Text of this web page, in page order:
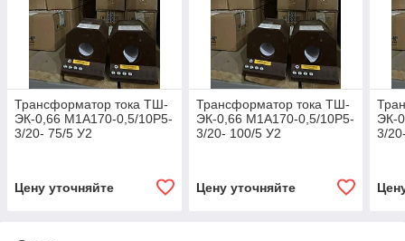
Трансформатор тока ТШ-
ЭК-0,66 М1А170-0,5/10Р5-
3/20- 75/5 У2
Цену уточняйте
Трансформатор тока ТШ-
ЭК-0,66 М1А170-0,5/10Р5-
3/20- 100/5 У2
Цену уточняйте
ЭК-
3/